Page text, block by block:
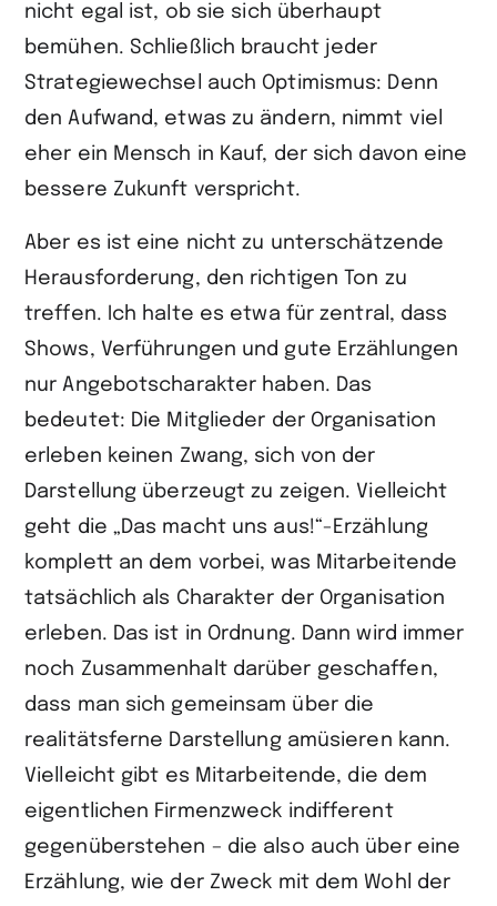
nicht egal ist, ob sie sich überhaupt
bemühen. Schließlich braucht jeder
Strategiewechsel auch Optimismus: Denn
den Aufwand, etwas zu ändern, nimmt viel
eher ein Mensch in Kauf, der sich davon eine
bessere Zukunft verspricht.
Aber es ist eine nicht zu unterschätzende
Herausforderung, den richtigen Ton zu
treffen. Ich halte es etwa für zentral, dass
Shows, Verführungen und gute Erzählungen
nur Angebotscharakter haben. Das
bedeutet: Die Mitglieder der Organisation
erleben keinen Zwang, sich von der
Darstellung überzeugt zu zeigen. Vielleicht
geht die „Das macht uns aus!“-Erzählung
komplett an dem vorbei, was Mitarbeitende
tatsächlich als Charakter der Organisation
erleben. Das ist in Ordnung. Dann wird immer
noch Zusammenhalt darüber geschaffen,
dass man sich gemeinsam über die
realitätsferne Darstellung amüsieren kann.
Vielleicht gibt es Mitarbeitende, die dem
eigentlichen Firmenzweck indifferent
gegenüberstehen – die also auch über eine
Erzählung, wie der Zweck mit dem Wohl der